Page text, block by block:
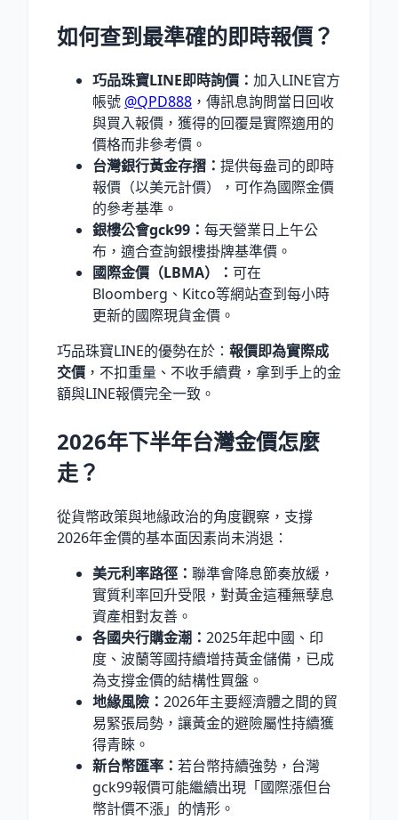
如何查到最準確的即時報價？
巧品珠寶LINE即時詢價： 加入LINE官方
帳號 @QPD888 ，傳訊息詢問當日回收
與買入報價，獲得的回覆是實際適用的
價格而非參考價。
台灣銀行黃金存摺： 提供每盎司的即時
報價（以美元計價），可作為國際金價
的參考基準。
銀樓公會gck99： 每天營業日上午公
布，適合查詢銀樓掛牌基準價。
國際金價（LBMA）： 可在
Bloomberg、Kitco等網站查到每小時
更新的國際現貨金價。
巧品珠寶LINE的優勢在於： 報價即為實際成
交價 ，不扣重量、不收手續費，拿到手上的金
額與LINE報價完全一致。
2026年下半年台灣金價怎麼
走？
從貨幣政策與地緣政治的角度觀察，支撐
2026年金價的基本面因素尚未消退：
美元利率路徑： 聯準會降息節奏放緩，
實質利率回升受限，對黃金這種無孽息
資產相對友善。
各國央行購金潮： 2025年起中國、印
度、波蘭等國持續增持黃金儲備，已成
為支撐金價的結構性買盤。
地緣風險： 2026年主要經濟體之間的貿
易緊張局勢，讓黃金的避險屬性持續獲
得青睞。
新台幣匯率： 若台幣持續強勢，台灣
gck99報價可能繼續出現「國際漲但台
幣計價不漲」的情形。